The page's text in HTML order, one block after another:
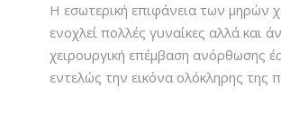
BUCCAL FAT REMOVAL
ΔΕΡΜΑΤΙΚΉ ΧΑΛΆΡΩΣΗ ΠΡΟΣΏΠΟΥ
Η εσωτερική επιφάνεια των μηρών
ενοχλεί πολλές γυναίκες αλλά και
χειρουργική επέμβαση ανόρθωσης
εντελώς την εικόνα ολόκληρης της